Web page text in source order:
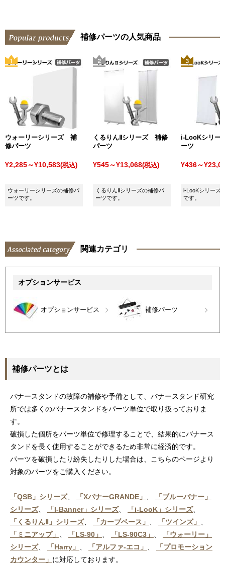
補修パーツの人気商品
ウォーリーシリーズ 補
修パーツ
¥2,285～¥10,583(税込)
ウォーリーシリーズの補修パ
ーツです。
くるりんⅡシリーズ 補修
パーツ
¥545～¥13,068(税込)
くるりんⅡシリーズの補修パ
ーツです。
i-LooKシリー
ーツ
¥436～
i-LooKシリーズ
です。
関連カテゴリ
オプションサービス
オプションサービス 補修パーツ
補修パーツとは
バナースタンドの故障の補修や予備として、バナースタンド研究
所では多くのバナースタンドをパーツ単位で取り扱っておりま
す。
破損した個所をパーツ単位で修理することで、結果的にバナース
タンドを長く使用することができるため非常に経済的です。
パーツを破損したり紛失したりした場合は、こちらのページより
対象のパーツをご購入ください。
「QSB」シリーズ、 「XバナーGRANDE」
「ブルーバナー」
シリーズ、 「I-Banner」シリーズ、 「i-LooK」シリーズ、
「くるりんⅡ」シリーズ、 「カーブベース」 「ツインズ」
「ミニアップ」
「LS-90」 「LS-90C3」
「ウォーリー」
シリーズ、 「Harry」 「アルファ-エコ」
「プロモーション
カウンター」 に対応しております。